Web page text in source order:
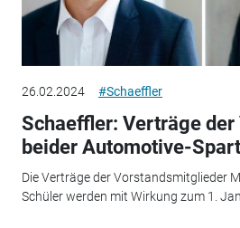
26.02.2024 #Schaeffler
Schaeffler: Verträge der
beider Automotive-
Die Verträge der Vorstandsmitglieder
Schüler werden mit Wirkung zum 1.